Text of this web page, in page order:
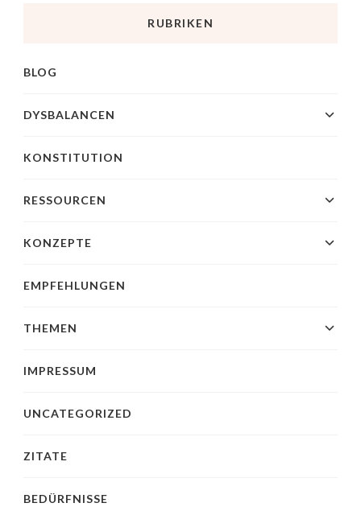
RUBRIKEN
BLOG
DYSBALANCEN
KONSTITUTION
RESSOURCEN
KONZEPTE
EMPFEHLUNGEN
THEMEN
IMPRESSUM
UNCATEGORIZED
ZITATE
BEDÜRFNISSE